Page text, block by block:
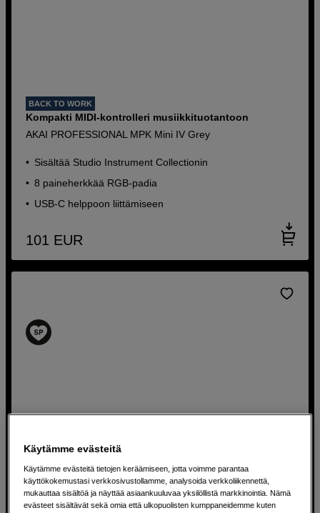
BACK TO WORK
Kompakti MIDI-kontrolleri musiikkituotantoon
AKAI PROFESSIONAL MPK Mini IV Grey
Sisältää Studio Instrument Collectionin
8 paineherkkää RGB-padia
USB-C helppoon liittämiseen
101 EUR
BACK TO WORK
Kompakti MIDI-kontrolleri musiikkituotantoon
Käytämme evästeitä
Käytämme evästeitä tietojen keräämiseen, jotta voimme parantaa
käyttökokemustasi verkkosivustollamme, analysoida verkkoliikennettä,
mukauttaa sisältöä ja näyttää asiaankuuluvaa yksilöllistä markkinointia. Nämä
evästeet sisältävät sekä omia että ulkopuolisten kumppaneidemme kuten